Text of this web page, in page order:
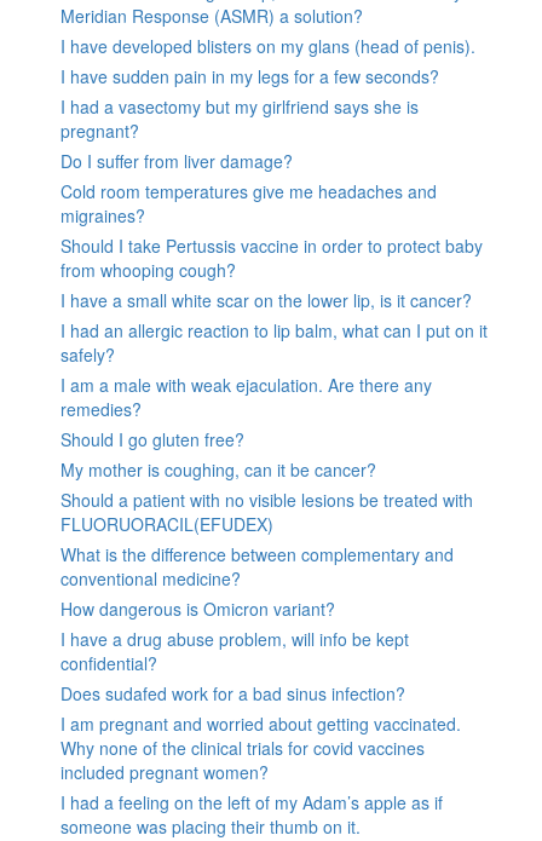
Meridian Response (ASMR) a solution?
I have developed blisters on my glans (head of penis).
I have sudden pain in my legs for a few seconds?
I had a vasectomy but my girlfriend says she is
pregnant?
Do I suffer from liver damage?
Cold room temperatures give me headaches and
migraines?
Should I take Pertussis vaccine in order to protect baby
from whooping cough?
I have a small white scar on the lower lip, is it cancer?
I had an allergic reaction to lip balm, what can I put on it
safely?
I am a male with weak ejaculation. Are there any
remedies?
Should I go gluten free?
My mother is coughing, can it be cancer?
Should a patient with no visible lesions be treated with
FLUORUORACIL(EFUDEX)
What is the difference between complementary and
conventional medicine?
How dangerous is Omicron variant?
I have a drug abuse problem, will info be kept
confidential?
Does sudafed work for a bad sinus infection?
I am pregnant and worried about getting vaccinated.
Why none of the clinical trials for covid vaccines
included pregnant women?
I had a feeling on the left of my Adam’s apple as if
someone was placing their thumb on it.